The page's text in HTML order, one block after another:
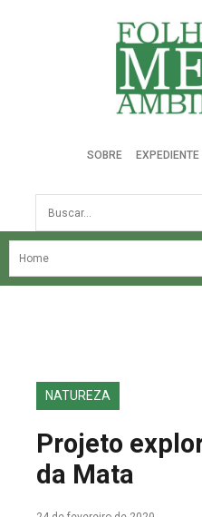
Folha do
SOBRE EXPEDIENTE
Busca
NOSSA HISTÓRIA
EDIÇÕES ANTERIORES
FALE CONOSCO
NATUREZA
Projeto
da Mata